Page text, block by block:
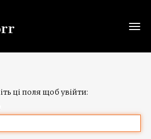
ці поля щоб увійти: